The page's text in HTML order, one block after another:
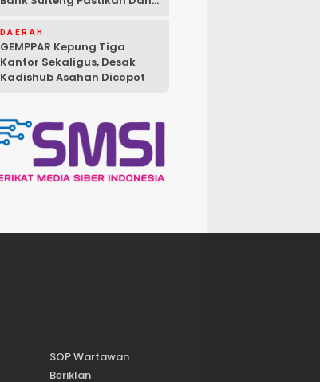
DAERAH
GEMPPAR Kepung Tiga
Kantor Sekaligus, Desak
Kadishub Asahan Dicopot
SOP Wartawan
Beriklan